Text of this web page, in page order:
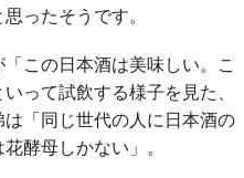
ったそうです。
この日本酒は美味しい。こ
って試飲する様子を見た、
「同じ世代の人に日本酒の
酵母しかない」。